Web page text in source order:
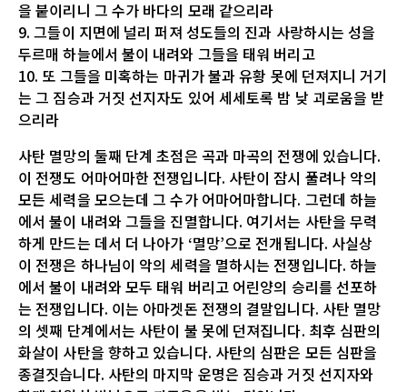
을 붙이리니 그 수가 바다의 모래 같으리라
9. 그들이 지면에 널리 퍼져 성도들의 진과 사랑하시는 성을
두르매 하늘에서 불이 내려와 그들을 태워 버리고
10. 또 그들을 미혹하는 마귀가 불과 유황 못에 던져지니 거기
는 그 짐승과 거짓 선지자도 있어 세세토록 밤 낮 괴로움을 받
으리라
사탄 멸망의 둘째 단계 초점은 곡과 마곡의 전쟁에 있습니다.
이 전쟁도 어마어마한 전쟁입니다. 사탄이 잠시 풀려나 악의
모든 세력을 모으는데 그 수가 어마어마합니다. 그런데 하늘
에서 불이 내려와 그들을 진멸합니다. 여기서는 사탄을 무력
하게 만드는 데서 더 나아가 ‘멸망’으로 전개됩니다. 사실상
이 전쟁은 하나님이 악의 세력을 멸하시는 전쟁입니다. 하늘
에서 불이 내려와 모두 태워 버리고 어린양의 승리를 선포하
는 전쟁입니다. 이는 아마겟돈 전쟁의 결말입니다. 사탄 멸망
의 셋째 단계에서는 사탄이 불 못에 던져집니다. 최후 심판의
화살이 사탄을 향하고 있습니다. 사탄의 심판은 모든 심판을
종결짓습니다. 사탄의 마지막 운명은 짐승과 거짓 선지자와